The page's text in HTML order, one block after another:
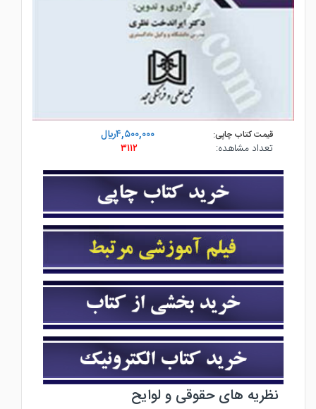
قیمت کتاب چاپی:
۴,۵۰۰,۰۰۰ريال
تعداد مشاهده:
۳۱۱۲
نظریه های حقوقی و لوایح